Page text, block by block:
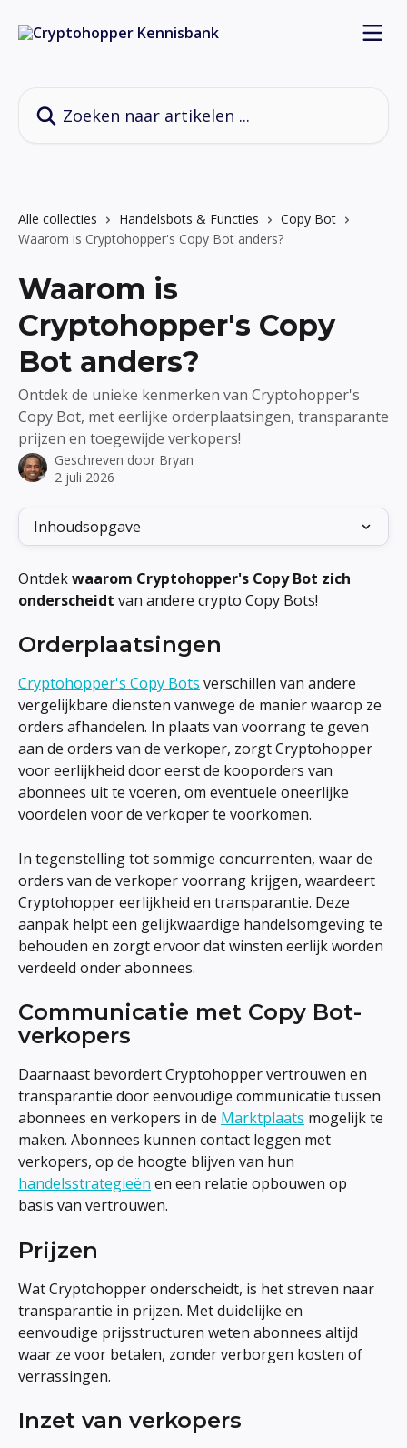
Alle collecties Handelsbots & Functies
Copy Bot
Waarom is Cryptohopper's Copy Bot anders?
Waarom is
Cryptohopper's Copy
Bot anders?
Ontdek de unieke kenmerken van Cryptohopper's
Copy Bot, met eerlijke orderplaatsingen, transparante
prijzen en toegewijde verkopers!
Geschreven door Bryan
2 juli 2026
Inhoudsopgave
Ontdek waarom Cryptohopper's Copy Bot zich
onderscheidt van andere crypto Copy Bots!
Orderplaatsingen
Cryptohopper's Copy Bots verschillen van andere
vergelijkbare diensten vanwege de manier waarop ze
orders afhandelen. In plaats van voorrang te geven
aan de orders van de verkoper, zorgt Cryptohopper
voor eerlijkheid door eerst de kooporders van
abonnees uit te voeren, om eventuele oneerlijke
voordelen voor de verkoper te voorkomen.
In tegenstelling tot sommige concurrenten, waar de
orders van de verkoper voorrang krijgen, waardeert
Cryptohopper eerlijkheid en transparantie. Deze
aanpak helpt een gelijkwaardige handelsomgeving te
behouden en zorgt ervoor dat winsten eerlijk worden
verdeeld onder abonnees.
Communicatie met Copy Bot-
verkopers
Daarnaast bevordert Cryptohopper vertrouwen en
transparantie door eenvoudige communicatie tussen
abonnees en verkopers in de Marktplaats mogelijk te
maken. Abonnees kunnen contact leggen met
verkopers, op de hoogte blijven van hun
handelsstrategieën en een relatie opbouwen op
basis van vertrouwen.
Prijzen
Wat Cryptohopper onderscheidt, is het streven naar
transparantie in prijzen. Met duidelijke en
eenvoudige prijsstructuren weten abonnees altijd
waar ze voor betalen, zonder verborgen kosten of
verrassingen.
Inzet van verkopers